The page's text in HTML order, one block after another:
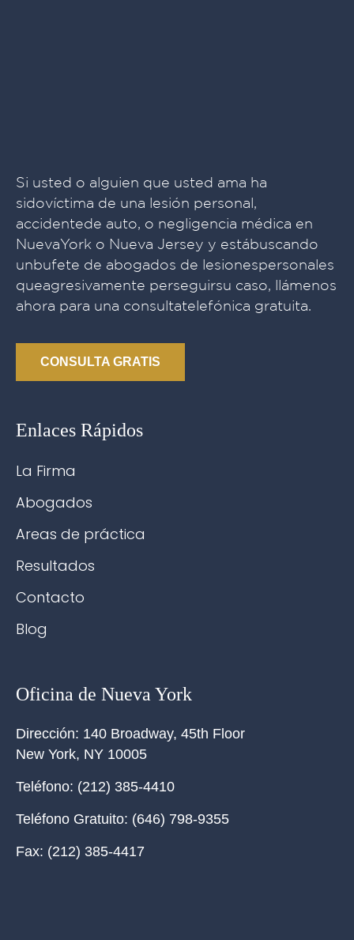
Si usted o alguien que usted ama ha
sidovíctima de una lesión personal,
accidentede auto, o negligencia médica en
NuevaYork o Nueva Jersey y estábuscando
unbufete de abogados de lesionespersonales
queagresivamente perseguirsu caso, llámenos
ahora para una consultatelefónica gratuita.
CONSULTA GRATIS
Enlaces Rápidos
La Firma
Abogados
Areas de práctica
Resultados
Contacto
Blog
Oficina de Nueva York
Dirección: 140 Broadway, 45th Floor
New York, NY 10005
Teléfono: (212) 385-4410
Teléfono Gratuito: (646) 798-9355
Fax: (212) 385-4417